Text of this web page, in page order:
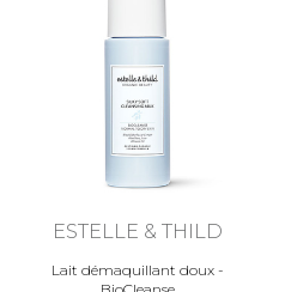
ESTELLE & THILD
Lait démaquillant doux -